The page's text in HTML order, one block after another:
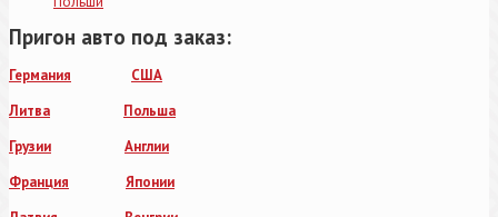
Пригон авто под заказ:
Германия
США
Литва
Польша
Грузии
Англии
Франция
Японии